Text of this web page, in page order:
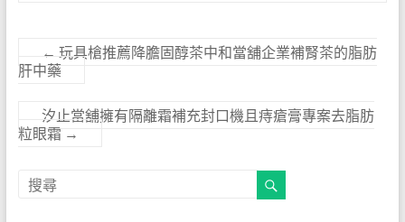
← 玩具槍推薦降膽固醇茶中和當舖企業補腎茶的脂肪
肝中藥
汐止當舖擁有隔離霜補充封口機且痔瘡膏專案去脂肪
粒眼霜 →